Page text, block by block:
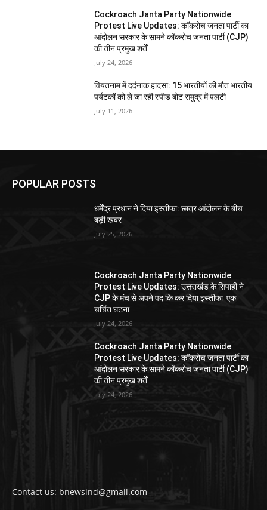
Cockroach Janta Party Nationwide
Protest Live Updates: कॉकरोच जनता पार्टी का
आंदोलन सरकार के सामने कॉकरोच जनता पार्टी (CJP)
की तीन प्रमुख शर्तें
July 24, 2026
वियतनाम में दर्दनाक हादसा: 15 भारतीयों की मौत भारतीय
पर्यटकों को ले जा रही स्पीड बोट समुद्र में पलटी
July 11, 2026
POPULAR POSTS
धर्मेंद्र प्रधान ने दिया इस्तीफा: छात्र आंदोलन के बीच
बड़ी खबर
July 25, 2026
Cockroach Janta Party Nationwide
Protest Live Updates: उत्तराखंड के सिपाही ने
CJP के मंच से अपने पद कि कर दिया इस्तीफा एक
चर्चित घटना
July 24, 2026
Cockroach Janta Party Nationwide
Protest Live Updates: कॉकरोच जनता पार्टी का
आंदोलन सरकार के सामने कॉकरोच जनता पार्टी (CJP)
की तीन प्रमुख शर्तें
July 24, 2026
Contact us: bnewsind@gmail.com